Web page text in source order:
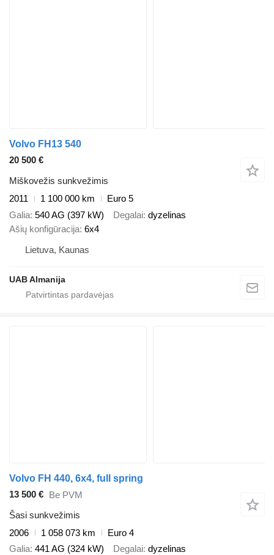
Volvo FH13 540
20 500 €
Miškovežis sunkvežimis
2011
1 100 000 km
Euro 5
Galia 540 AG (397 kW) Degalai dyzelinas
Ašių konfigūracija 6x4
Lietuva, Kaunas
UAB Almanija
Volvo FH 440, 6x4, full spring
13 500 €
Be PVM
Šasi sunkvežimis
2006
1 058 073 km
Euro 4
Galia 441 AG (324 kW) Degalai dyzelinas